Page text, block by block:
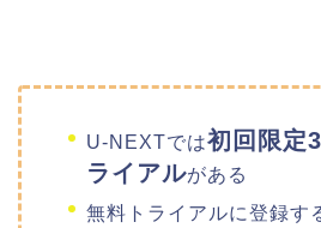
U-NEXTでは初回限定
ライアルがある
無料トライアルに登録す